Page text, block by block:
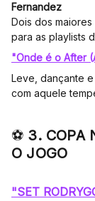
Fernandez
Dois dos
para as playlists
"Onde é o After
Leve, dançante
com aquele
⚽ 3. COPA
O JOGO
"SET